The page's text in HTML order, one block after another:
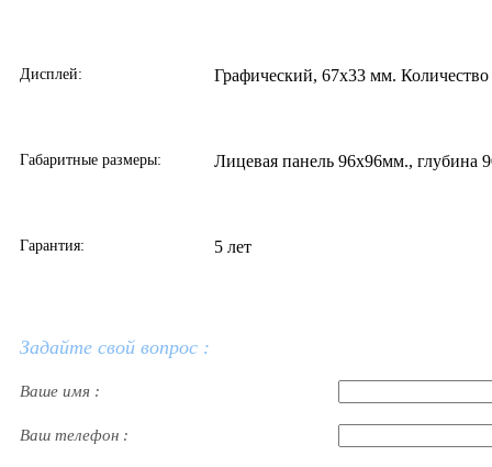
Дисплей: Графический, 67х33 мм. Количество
Габаритные размеры: Лицевая панель 96х96мм., глубина
Гарантия: 5 лет
Задайте свой вопрос :
Ваше имя :
Ваш телефон :